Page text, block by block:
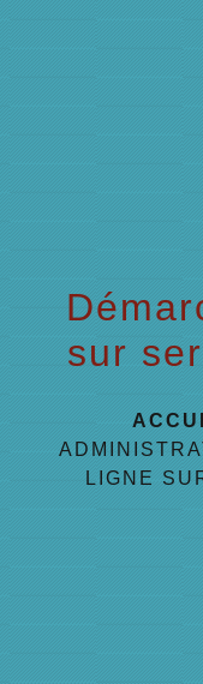
sur
LIGNE